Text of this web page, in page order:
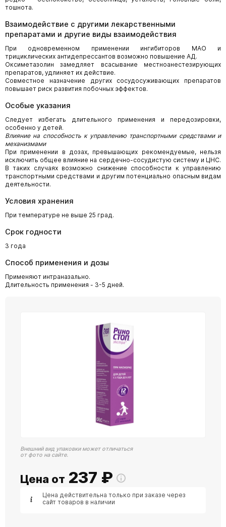
тошнота.
Взаимодействие с другими лекарственными
препаратами и другие виды взаимодействия
При одновременном применении ингибиторов МАО и
трициклических антидепрессантов возможно повышение АД.
Оксиметазолин замедляет всасывание местноанестезирующих
препаратов, удлиняет их действие.
Совместное назначение других сосудосуживающих препаратов
повышает риск развития побочных эффектов.
Особые указания
Следует избегать длительного применения и передозировки,
особенно у детей.
Влияние на способность к управлению транспортными средствами и
механизмами
При применении в дозах, превышающих рекомендуемые, нельзя
исключить общее влияние на сердечно-сосудистую систему и ЦНС.
В таких случаях возможно снижение способности к управлению
транспортными средствами и другим потенциально опасным видам
деятельности.
Условия хранения
При температуре не выше 25 град.
Срок годности
3 года
Способ применения и дозы
Применяют интраназально.
Длительность применения - 3-5 дней.
Внешний вид упаковки может отличаться
от фото на сайте.
Цена от 237 ₽
Цена действительна только при заказе через
сайт товаров в наличии